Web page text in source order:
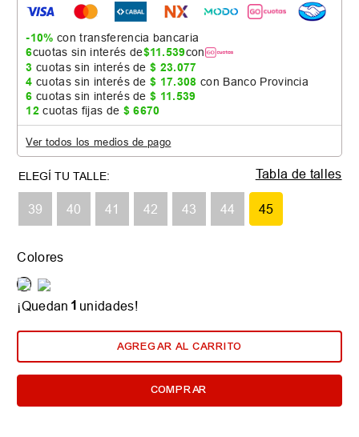
-10% con transferencia bancaria
6cuotas sin interés de$11.539con
3 cuotas sin interés de$ 23.077
4 cuotas sin interés de$ 17.308 con Banco Provincia
6 cuotas sin interés de$ 11.539
12 cuotas fijas de $ 6670
Ver todos los medios de pago
39 40 41 42 43 44 45
Tabla de talles
Colores
¡Quedan 1 unidades!
AGREGAR AL CARRITO
COMPRAR